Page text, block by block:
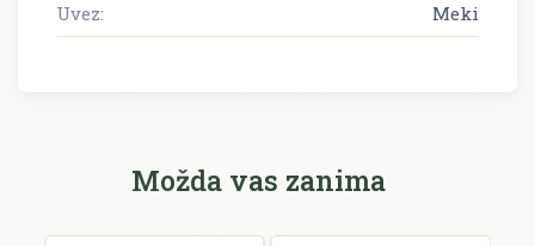
Uvez:
Meki
Možda vas zanima